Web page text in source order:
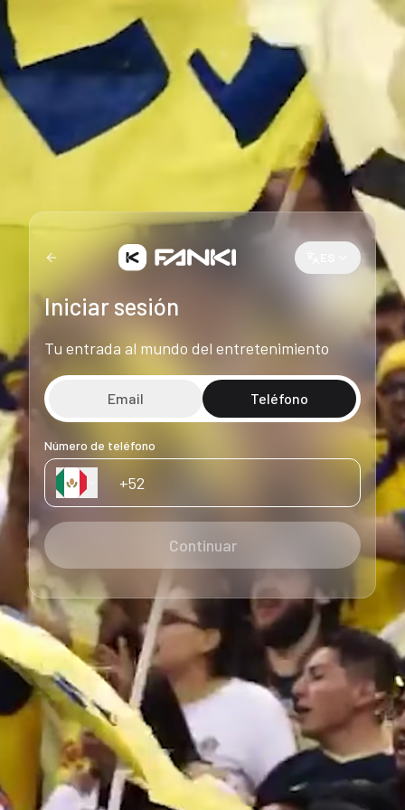
Iniciar sesión
Tu entrada al mundo del entretenimiento
Email Teléfono
Número de teléfono
Continuar